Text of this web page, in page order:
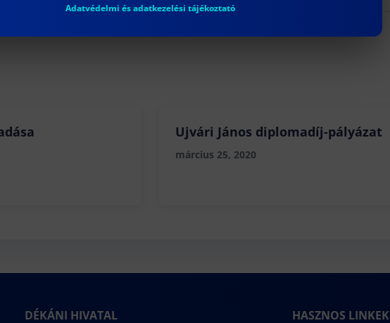
Ujvári János diplomadíj-pályázat
március 25, 2020
DÉKÁNI HIVATAL HASZNOS LINKEK
Adatvédelmi és adatkezelési tájékoztató